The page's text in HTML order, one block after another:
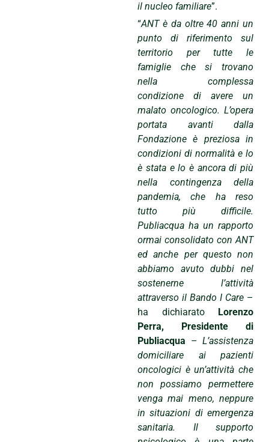
il nucleo familiare”.
“ANT è da oltre 40 anni un
punto di riferimento sul
territorio per tutte le
famiglie che si trovano
nella complessa
condizione di avere un
malato oncologico. L’opera
portata avanti dalla
Fondazione è preziosa in
condizioni di normalità e lo
è stata e lo è ancora di più
nella contingenza della
pandemia, che ha reso
tutto più difficile.
Publiacqua ha un rapporto
ormai consolidato con ANT
ed anche per questo non
abbiamo avuto dubbi nel
sostenerne l’attività
attraverso il Bando I Care –
ha dichiarato Lorenzo
Perra, Presidente di
Publiacqua – L’assistenza
domiciliare ai pazienti
oncologici è un’attività che
non possiamo permettere
venga mai meno, neppure
in situazioni di emergenza
sanitaria. Il supporto